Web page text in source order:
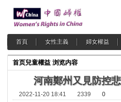
首頁 女性主義 婦女權益
首页兒童權益 浏览内容
河南鄭州又見防控
2022-11-20 18:41 2339 0